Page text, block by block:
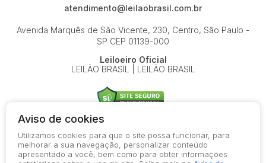
atendimento@leilaobrasil.com.br
Avenida Marquês de São Vicente, 230, Centro, São Paulo -
SP CEP 01139-000
Leiloeiro Oficial
LEILÃO BRASIL | LEILÃO BRASIL
© 2026-present - Todos os direitos reservados
Política de Privacidade
Aviso de cookies
Utilizamos cookies para que o site possa funcionar, para
melhorar a sua navegação, personalizar conteúdo
apresentado a você, bem como para obter informações